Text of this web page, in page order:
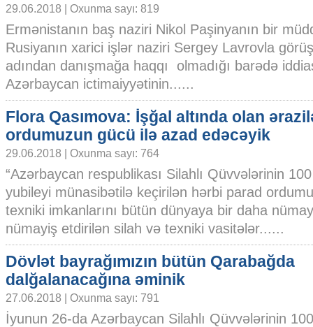
29.06.2018 | Oxunma sayı: 819
Ermənistanın baş naziri Nikol Paşinyanın bir
Rusiyanın xarici işlər naziri Sergey Lavrovla
adından danışmağa haqqı olmadığı barədə
Azərbaycan ictimaiyyətinin......
Flora Qasımova: İşğal altında olan
ordumuzun gücü ilə azad edəcəyik
29.06.2018 | Oxunma sayı: 764
“Azərbaycan respublikası Silahlı Qüvvələrinin
yubileyi münasibətilə keçirilən hərbi parad
texniki imkanlarını bütün dünyaya bir daha
nümayiş etdirilən silah və texniki vasitələr......
Dövlət bayrağımızın bütün Qarabağda
dalğalanacağına əminik
27.06.2018 | Oxunma sayı: 791
İyunun 26-da Azərbaycan Silahlı Qüvvələrinin